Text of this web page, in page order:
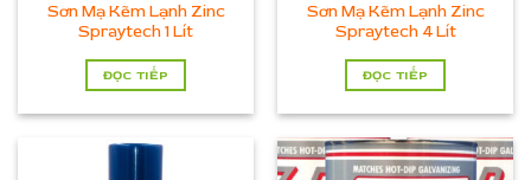
Sơn Mạ Kẽm Lạnh Zinc
Spraytech 1 Lít
ĐỌC TIẾP
Sơn Mạ Kẽm Lạnh Zinc
Spraytech 4 Lít
ĐỌC TIẾP